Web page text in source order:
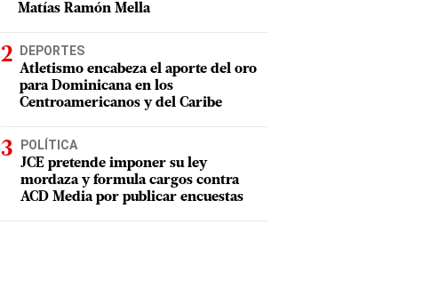
Matías Ramón Mella
DEPORTES
Atletismo encabeza el aporte del oro
para Dominicana en los
Centroamericanos y del Caribe
POLÍTICA
JCE pretende imponer su ley
mordaza y formula cargos contra
ACD Media por publicar encuestas